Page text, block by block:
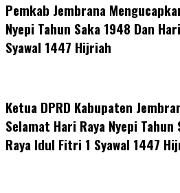
Pemkab Jembrana
Nyepi Tahun Saka 1948 Dan
Syawal 1447 Hijriah
Ketua DPRD Kabupaten
Selamat Hari Raya Nyepi Tahun
Raya Idul Fitri 1 Syawal 1447